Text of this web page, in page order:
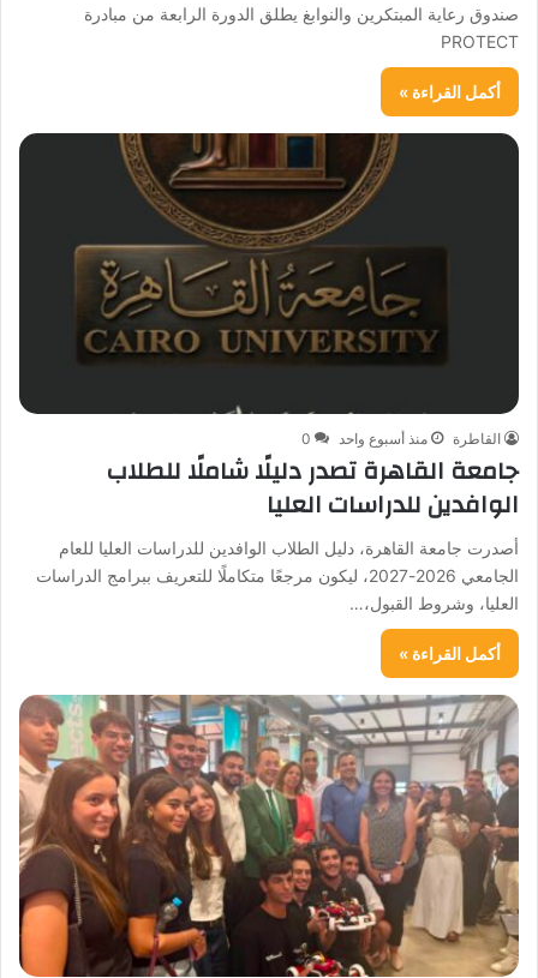
صندوق رعاية المبتكرين والنوابغ يطلق الدورة الرابعة من مبادرة
PROTECT
أكمل القراءة »
القاطرة منذ أسبوع واحد 0
جامعة القاهرة تصدر دليلًا شاملًا للطلاب
الوافدين للدراسات العليا
أصدرت جامعة القاهرة، دليل الطلاب الوافدين للدراسات العليا للعام
الجامعي 2026-2027، ليكون مرجعًا متكاملًا للتعريف ببرامج الدراسات
العليا، وشروط القبول،…
أكمل القراءة »